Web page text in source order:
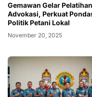
Gemawan Gelar Pelatihan
Advokasi, Perkuat
Politik Petani Lokal
November 20, 2025